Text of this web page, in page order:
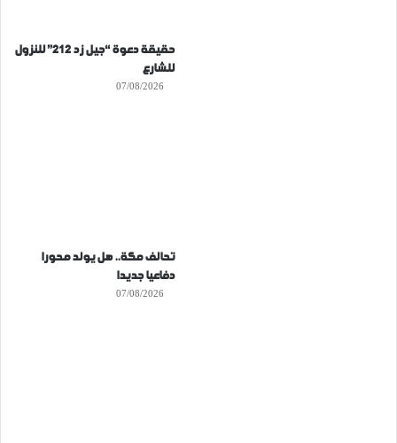
حقيقة دعوة “جيل زد 212” للنزول
للشارع
07/08/2026
تحالف مكة.. هل يولد محورا
دفاعيا جديدا
07/08/2026